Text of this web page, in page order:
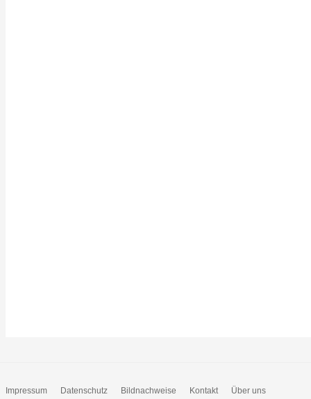
Impressum Datenschutz Bildnachweise Kontakt Über uns